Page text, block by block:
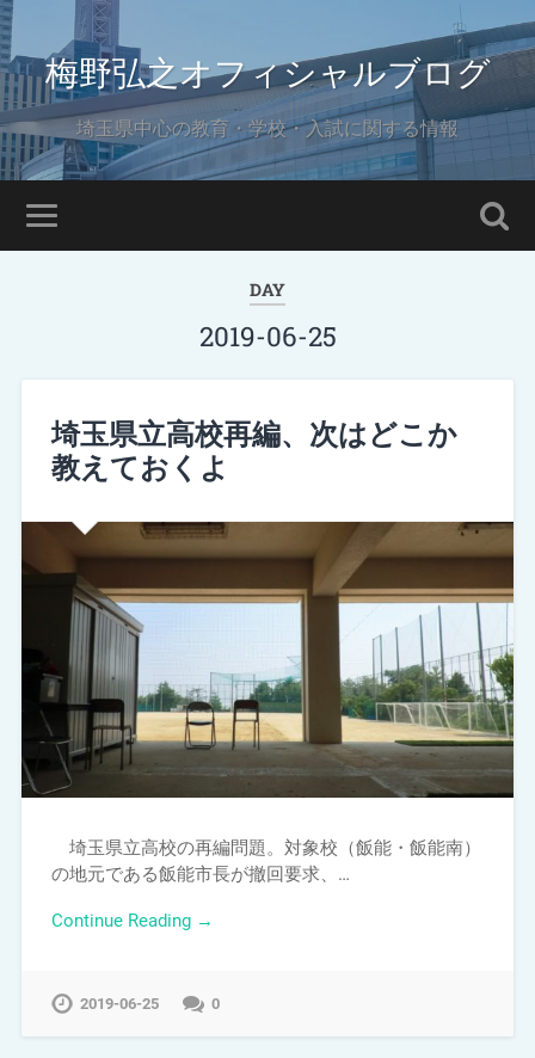
梅野弘之オフィシャルブログ
埼玉県中心の教育・学校・入試に関する情報
DAY
2019-06-25
埼玉県立高校再編、次はどこか
教えておくよ
埼玉県立高校の再編問題。対象校（飯能・飯能南）
の地元である飯能市長が撤回要求、…
Continue Reading →
2019-06-25 0